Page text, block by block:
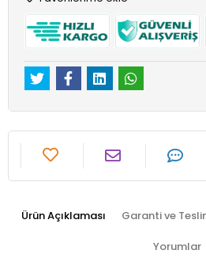
Ürün Açıklaması Garanti ve
Yorumlar